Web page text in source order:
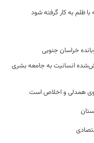
ظلم به کار گرفته شود
انسانیت به جامعه بشری
همدلی و اخلاص است